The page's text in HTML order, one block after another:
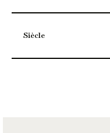
Siècle